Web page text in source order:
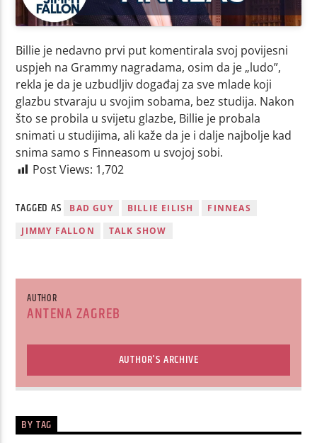
Billie je nedavno prvi put komentirala svoj povijesni
uspjeh na Grammy nagradama, osim da je „ludo”,
rekla je da je uzbudljiv događaj za sve mlade koji
glazbu stvaraju u svojim sobama, bez studija. Nakon
što se probila u svijetu glazbe, Billie je probala
snimati u studijima, ali kaže da je i dalje najbolje kad
snima samo s Finneasom u svojoj sobi.
Post Views: 1,702
TAGGED AS BAD GUY BILLIE EILISH
FINNEAS
JIMMY FALLON
TALK SHOW
AUTHOR
ANTENA ZAGREB
AUTHOR'S ARCHIVE
BY TAG